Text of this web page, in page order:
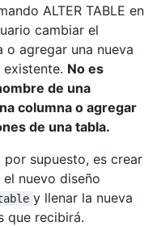
ALTER TABLE en
cambiar el
o agregar una nueva
No es
de una
columna o agregar
de una tabla.
por supuesto, es crear
nuevo diseño
y llenar la nueva
que recibirá.